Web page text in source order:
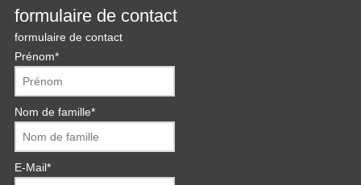
formulaire de contact
formulaire de contact
Prénom*
Nom de famille*
E-Mail*